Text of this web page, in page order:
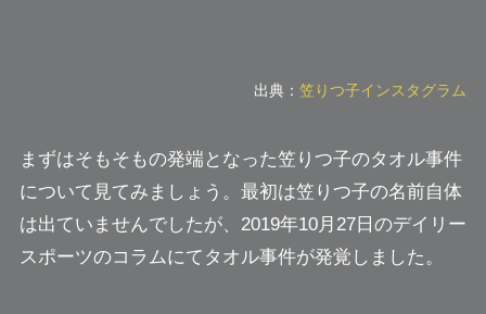
出典：笠りつ子インスタグラム
まずはそもそもの発端となった笠りつ子のタオル事件
について見てみましょう。最初は笠りつ子の名前自体
は出ていませんでしたが、2019年10月27日のデイリー
スポーツのコラムにてタオル事件が発覚しました。